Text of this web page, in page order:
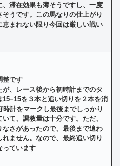
滞在効果も薄そうですし、一度
うです。この馬なりの仕上がり
まれない限り今回は厳しい戦い
整です
が、レース後から初時計までのタ
を３本と追い切りを２本を消
計をマークし最後までしっかり
て、調教量は十分です。ただ、
なさがあったので、最後まで追わ
ません。なので、最終追い切り
っています